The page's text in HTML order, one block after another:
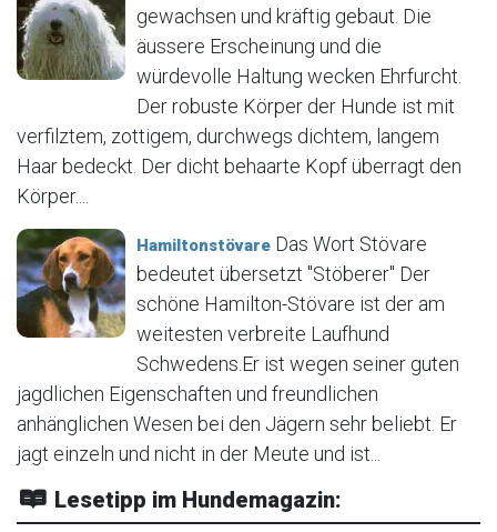
gewachsen und kräftig gebaut. Die
äussere Erscheinung und die
würdevolle Haltung wecken Ehrfurcht.
Der robuste Körper der Hunde ist mit
verfilztem, zottigem, durchwegs dichtem, langem
Haar bedeckt. Der dicht behaarte Kopf überragt den
Körper....
Hamiltonstövare Das Wort Stövare
bedeutet übersetzt "Stöberer" Der
schöne Hamilton-Stövare ist der am
weitesten verbreite Laufhund
Schwedens.Er ist wegen seiner guten
jagdlichen Eigenschaften und freundlichen
anhänglichen Wesen bei den Jägern sehr beliebt. Er
jagt einzeln und nicht in der Meute und ist...
Lesetipp im Hundemagazin: